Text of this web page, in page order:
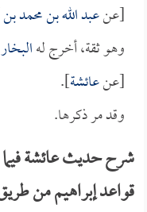
[عنعبد الله بن محمد
وهو ثقة، أخرج له
[عنعائشة].
وقد مر ذكرها.
شرح حديث عائشة فيما
قواعد إبراهيم من